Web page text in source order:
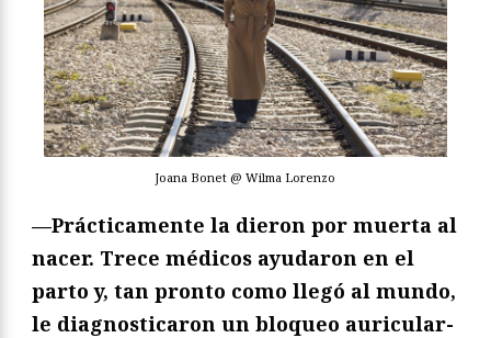
Joana Bonet @ Wilma Lorenzo
—Prácticamente la dieron por muerta al
nacer. Trece médicos ayudaron en el
parto y, tan pronto como llegó al mundo,
le diagnosticaron un bloqueo auricular-